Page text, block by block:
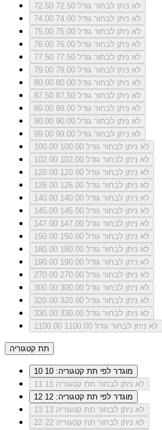
72.50
לא ניתן לבחור גודל 72.50
74.00
לא ניתן לבחור גודל 74.00
75.00
לא ניתן לבחור גודל 75.00
76.00
לא ניתן לבחור גודל 76.00
77.50
לא ניתן לבחור גודל 77.50
79.00
לא ניתן לבחור גודל 79.00
80.00
לא ניתן לבחור גודל 80.00
87.50
לא ניתן לבחור גודל 87.50
89.00
לא ניתן לבחור גודל 89.00
90.00
לא ניתן לבחור גודל 90.00
99.00
לא ניתן לבחור גודל 99.00
100.00
לא ניתן לבחור גודל 100.00
102.00
לא ניתן לבחור גודל 102.00
120.00
לא ניתן לבחור גודל 120.00
126.00
לא ניתן לבחור גודל 126.00
140.00
לא ניתן לבחור גודל 140.00
145.00
לא ניתן לבחור גודל 145.00
147.00
לא ניתן לבחור גודל 147.00
150.00
לא ניתן לבחור גודל 150.00
180.00
לא ניתן לבחור גודל 180.00
190.00
לא ניתן לבחור גודל 190.00
270.00
לא ניתן לבחור גודל 270.00
300.00
לא ניתן לבחור גודל 300.00
320.00
לא ניתן לבחור גודל 320.00
330.00
לא ניתן לבחור גודל 330.00
1100.00
לא ניתן לבחור גודל 1100.00
תת קטגוריה
10
מוגדר לפי תת קטגוריה: 10
11
לא ניתן לבחור תת קטגוריה 11
12
מוגדר לפי תת קטגוריה: 12
13
לא ניתן לבחור תת קטגוריה 13
22
לא ניתן לבחור תת קטגוריה 22